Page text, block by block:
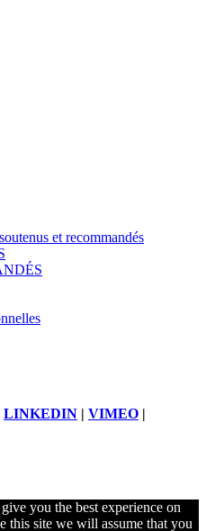
et recommandés
LINKEDIN | VIMEO |
you the best experience on
this site we will assume that you